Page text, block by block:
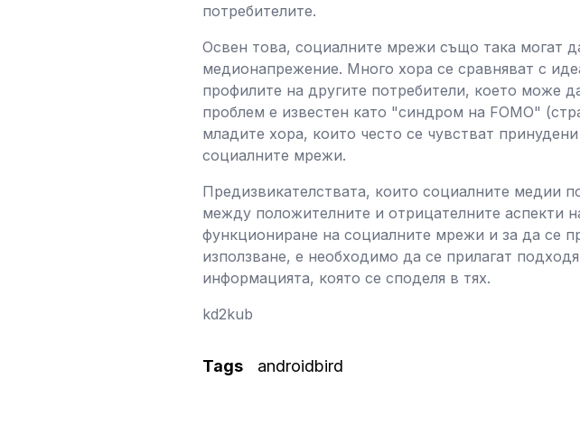
потребителите.
Освен това, социалните мрежи също така могат
медионапрежение. Много хора се сравняват с
профилите на другите потребители, което може
проблем е известен като "синдром на FOMO"
младите хора, които често се чувстват
социалните мрежи.
Предизвикателствата, които социалните медии
между положителните и отрицателните аспекти
функциониране на социалните мрежи и за да се
използване, е необходимо да се прилагат
информацията, която се споделя в тях.
kd2kub
Tags androidbird